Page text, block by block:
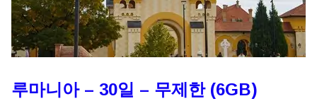
루마니아 – 30일 – 무제한 (6GB)